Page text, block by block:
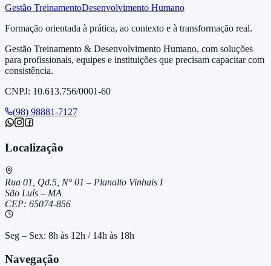
Gestão TreinamentoDesenvolvimento Humano
Formação orientada à prática, ao contexto e à transformação real.
Gestão Treinamento & Desenvolvimento Humano, com soluções
para profissionais, equipes e instituições que precisam capacitar com
consistência.
CNPJ: 10.613.756/0001-60
(98) 98881-7127
Localização
Rua 01, Qd.5, N° 01 – Planalto Vinhais I
São Luís – MA
CEP: 65074-856
Seg – Sex: 8h às 12h / 14h às 18h
Navegação